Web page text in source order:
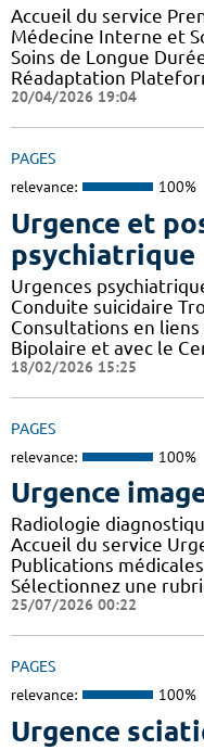
Accueil du service
Médecine Interne et
Soins de Longue
Réadaptation
20/04/2026 19:04
PAGES
relevance: 100%
Urgence et
psychiatrique
Urgences
Conduite suicidaire
Consultations en
Bipolaire et avec le
18/02/2026 15:25
PAGES
relevance: 100%
Urgence
Radiologie
Accueil du service
Publications
Sélectionnez une
25/07/2026 00:22
PAGES
relevance: 100%
Urgence